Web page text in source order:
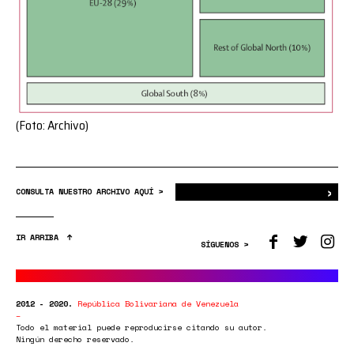
(Foto: Archivo)
CONSULTA NUESTRO ARCHIVO AQUÍ > ›
IR ARRIBA
SÍGUENOS >
2012 - 2020. República Bolivariana de Venezuela
Todo el material puede reproducirse citando su autor.
Ningún derecho reservado.